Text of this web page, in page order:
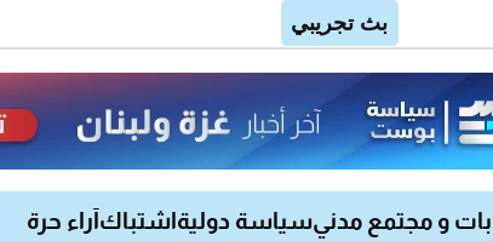
و مجتمع مدنيسياسة دولية اشتباك آراء حرة